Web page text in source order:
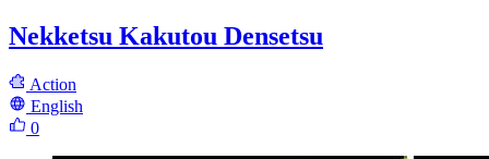
Nekketsu Kakutou Densetsu
Action
English
0